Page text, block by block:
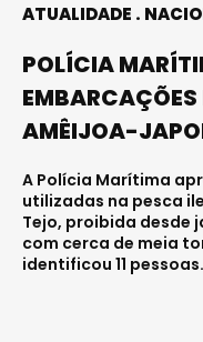
ATUALIDADE
POLÍCIA
EMBARCAÇÕES
AMÊIJOA-
A Polícia Marítima
utilizadas na pesca
Tejo, proibida desde
com cerca de meia
identificou 11 pessoas.